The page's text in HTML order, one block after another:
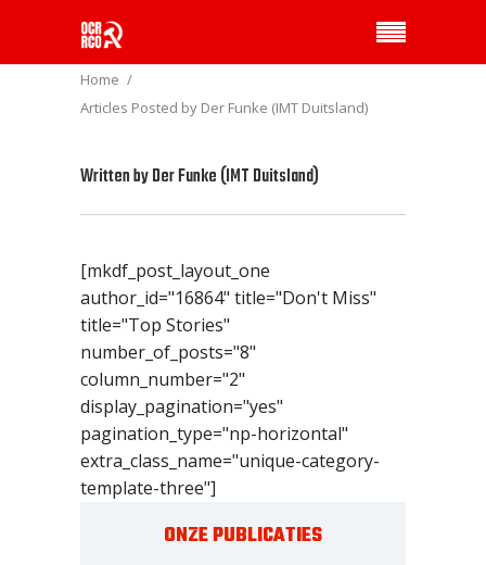
Home
Articles Posted by Der Funke (IMT Duitsland)
Written byDer Funke (IMT Duitsland)
[mkdf_post_layout_one
author_id="16864" title="Don't Miss"
title="Top Stories"
number_of_posts="8"
column_number="2"
display_pagination="yes"
pagination_type="np-horizontal"
extra_class_name="unique-category-
template-three"]
ONZE PUBLICATIES